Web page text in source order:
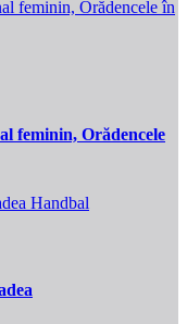
feminin, Orădencele
Handbal